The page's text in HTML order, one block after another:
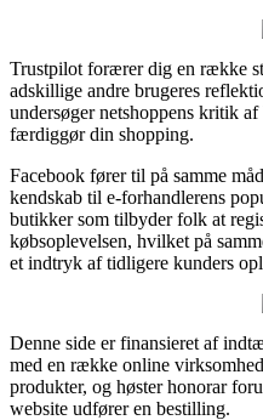
Trustpilot forærer dig en række
adskillige andre brugeres
undersøger netshoppens kritik
færdiggør din shopping.
Facebook fører til på samme
kendskab til e-forhandlerens
butikker som tilbyder folk at
købsoplevelsen, hvilket på
et indtryk af tidligere kunders
Denne side er finansieret af
med en række online
produkter, og høster honorar
website udfører en bestilling.